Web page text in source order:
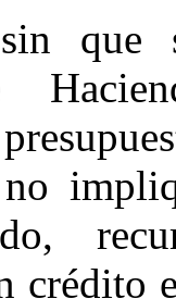
que
crédito